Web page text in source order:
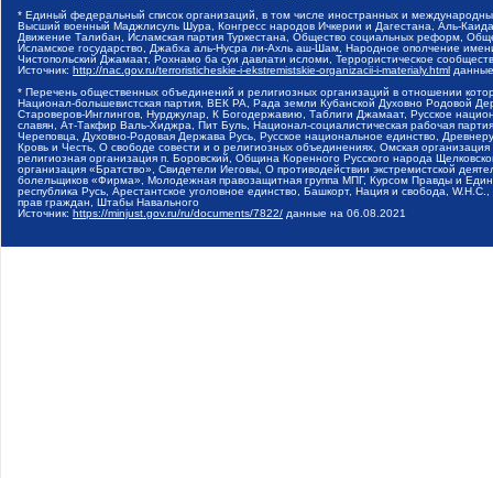
* Единый федеральный список организаций, в том числе иностранных и
Высший военный Маджлисуль Шура, Конгресс народов Ичкерии и Дагестана, Аль-
Движение Талибан, Исламская партия Туркестана, Общество социальных реформ,
Исламское государство, Джабха аль-Нусра ли-Ахль аш-Шам, Народное ополчение
Чистопольский Джамаат, Рохнамо ба суи давлати исломи, Террористическое
Источник: http://nac.gov.ru/terroristicheskie-i-ekstremistskie-organizacii-i-materialy.html
* Перечень общественных объединений и религиозных организаций в отношении
Национал-большевистская партия, ВЕК РА, Рада земли Кубанской Духовно Родовой
Староверов-Инглингов, Нурджулар, К Богодержавию, Таблиги Джамаат, Русское
славян, Ат-Такфир Валь-Хиджра, Пит Буль, Национал-социалистическая рабочая
Череповца, Духовно-Родовая Держава Русь, Русское национальное единство,
Кровь и Честь, О свободе совести и о религиозных объединениях, Омская
религиозная организация п. Боровский, Община Коренного Русского народа
организация «Братство», Свидетели Иеговы, О противодействии экстремистской
болельщиков «Фирма», Молодежная правозащитная группа МПГ, Курсом Правды и
республика Русь, Арестантское уголовное единство, Башкорт, Нация и свобода,
прав граждан, Штабы Навального
Источник: https://minjust.gov.ru/ru/documents/7822/ данные на 06.08.2021